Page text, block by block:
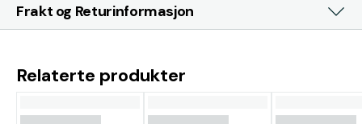
De er beskyttet mot polvending og høyspenning. Trimmåler
for Evinrude/Johnson utenbordsmotorer 12V Diameter 2? (52
Frakt og Returinformasjon
Relaterte produkter